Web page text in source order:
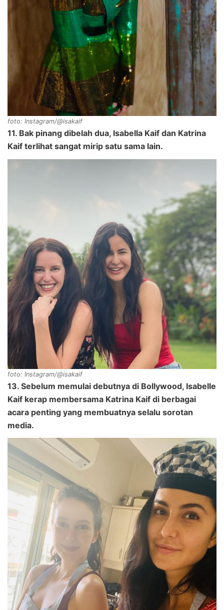
foto: Instagram/@isakaif
11. Bak pinang dibelah dua, Isabella Kaif dan Katrina
Kaif terlihat sangat mirip satu sama lain.
foto: Instagram/@isakaif
13. Sebelum memulai debutnya di Bollywood, Isabelle
Kaif kerap membersama Katrina Kaif di berbagai
acara penting yang membuatnya selalu sorotan
media.